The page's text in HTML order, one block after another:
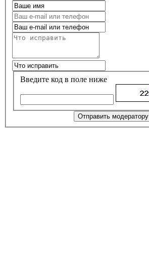
Введите код в поле ниже
Отправить модератору